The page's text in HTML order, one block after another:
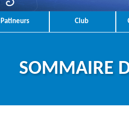
Patineurs Club
SOMMAIRE